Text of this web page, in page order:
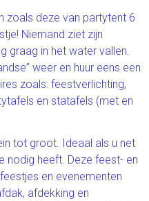
zoals deze van partytent 6
Niemand ziet zijn
graag in het water vallen.
weer en huur eens een
zoals: feestverlichting,
en statafels (met en
tot groot. Ideaal als u net
nodig heeft. Deze feest- en
en evenementen
afdekking en